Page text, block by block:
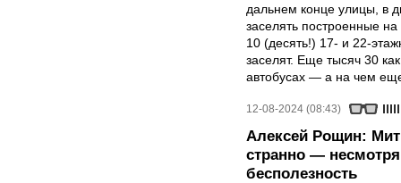
дальнем конце улицы, в
заселять построенные
10 (десять!) 17- и 22-
заселят. Еще тысяч 30
автобусах — а на чем
12-08-2024 (08:43)
Алексей Рощин:
странно —
бесполезность